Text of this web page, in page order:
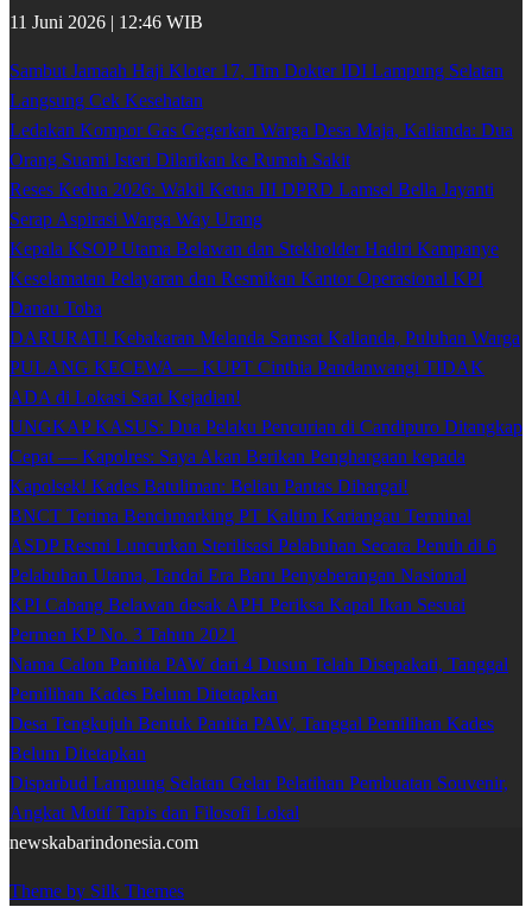
11 Juni 2026 | 12:46 WIB
Sambut Jamaah Haji Kloter 17, Tim Dokter IDI Lampung Selatan
Langsung Cek Kesehatan
Ledakan Kompor Gas Gegerkan Warga Desa Maja, Kalianda: Dua
Orang Suami Isteri Dilarikan ke Rumah Sakit
Reses Kedua 2026: Wakil Ketua III DPRD Lamsel Bella Jayanti
Serap Aspirasi Warga Way Urang
Kepala KSOP Utama Belawan dan Stekholder Hadiri Kampanye
Keselamatan Pelayaran dan Resmikan Kantor Operasional KPI
Danau Toba
DARURAT! Kebakaran Melanda Samsat Kalianda, Puluhan Warga
PULANG KECEWA — KUPT Cinthia Pandanwangi TIDAK
ADA di Lokasi Saat Kejadian!
UNGKAP KASUS: Dua Pelaku Pencurian di Candipuro Ditangkap
Cepat — Kapolres: Saya Akan Berikan Penghargaan kepada
Kapolsek! Kades Batuliman: Beliau Pantas Dihargai!
BNCT Terima Benchmarking PT Kaltim Kariangau Terminal
ASDP Resmi Luncurkan Sterilisasi Pelabuhan Secara Penuh di 6
Pelabuhan Utama, Tandai Era Baru Penyeberangan Nasional
KPI Cabang Belawan desak APH Periksa Kapal Ikan Sesuai
Permen KP No. 3 Tahun 2021
Nama Calon Panitia PAW dari 4 Dusun Telah Disepakati, Tanggal
Pemilihan Kades Belum Ditetapkan
Desa Tengkujuh Bentuk Panitia PAW, Tanggal Pemilihan Kades
Belum Ditetapkan
Disparbud Lampung Selatan Gelar Pelatihan Pembuatan Souvenir,
Angkat Motif Tapis dan Filosofi Lokal
newskabarindonesia.com
Theme by Silk Themes